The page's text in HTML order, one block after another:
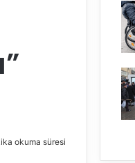
okuma süresi